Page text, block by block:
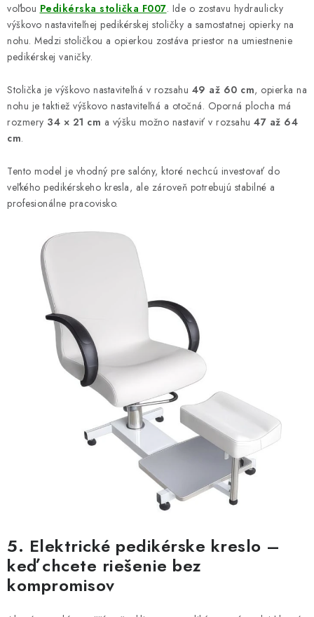
voľbou Pedikérska stolička F007. Ide o zostavu hydraulicky
výškovo nastaviteľnej pedikérskej stoličky a samostatnej opierky na
nohu. Medzi stoličkou a opierkou zostáva priestor na umiestnenie
pedikérskej vaničky.
Stolička je výškovo nastaviteľná v rozsahu 49 až 60 cm, opierka na
nohu je taktiež výškovo nastaviteľná a otočná. Oporná plocha má
rozmery 34 × 21 cm a výšku možno nastaviť v rozsahu 47 až 64
cm.
Tento model je vhodný pre salóny, ktoré nechcú investovať do
veľkého pedikérskeho kresla, ale zároveň potrebujú stabilné a
profesionálne pracovisko.
5. Elektrické pedikérske kreslo –
keď chcete riešenie bez
kompromisov